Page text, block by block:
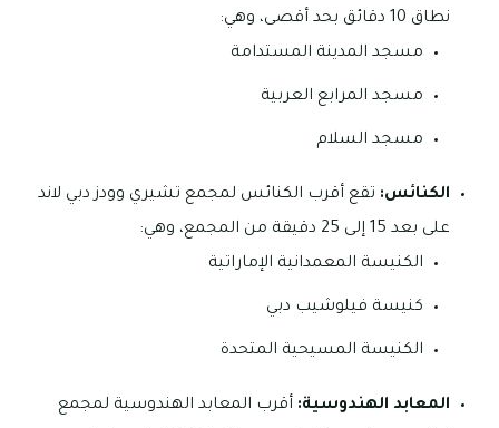
نطاق 10 دقائق بحد أقصى، وهي:
مسجد المدينة المستدامة
مسجد المرابع العربية
مسجد السلام
الكنائس: تقع أقرب الكنائس لمجمع تشيري وودز دبي لاند
على بعد 15 إلى 25 دقيقة من المجمع، وهي:
الكنيسة المعمدانية الإماراتية
كنيسة فيلوشيب دبي
الكنيسة المسيحية المتحدة
المعابد الهندوسية: أقرب المعابد الهندوسية لمجمع